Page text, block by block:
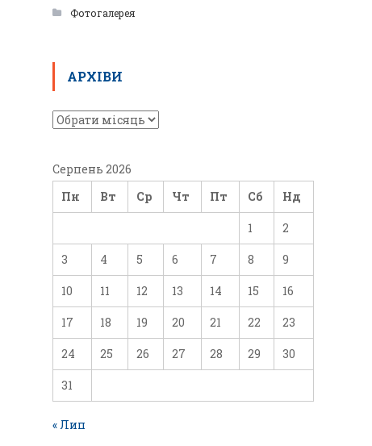
Фотогалерея
АРХІВИ
Серпень 2026
Пн
Вт Ср Чт Пт Сб Нд
1 2
3 4 5 6 7 8 9
10 11 12 13 14 15 16
17 18 19 20 21 22 23
24 25 26 27 28 29 30
31
« Лип